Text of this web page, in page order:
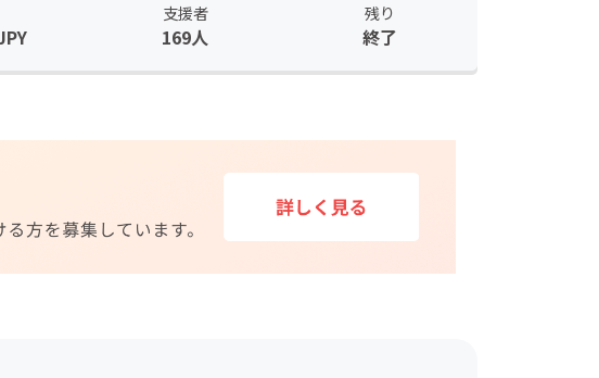
支援者
169人
残り
終了